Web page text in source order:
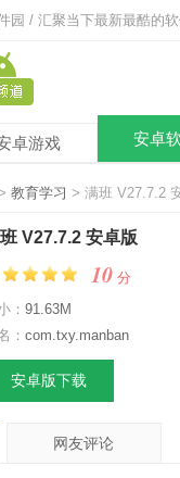
园 / 汇聚当下最新最酷的软
卓游戏 安卓
教育学习 > 满班 V27.7.2
V27.7.2 安卓版
10 分
： 91.63M
： com.txy.manban
安卓版下载
网友评论